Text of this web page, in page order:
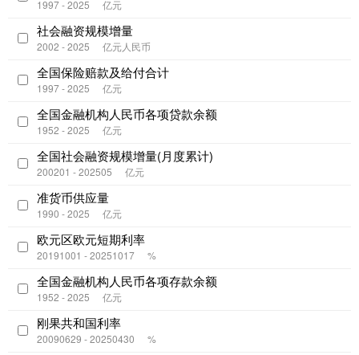
1997 - 2025 亿元
社会融资规模增量
2002 - 2025 亿元人民币
全国保险赔款及给付合计
1997 - 2025 亿元
全国金融机构人民币各项贷款余额
1952 - 2025 亿元
全国社会融资规模增量(月度累计)
200201 - 202505 亿元
准货币供应量
1990 - 2025 亿元
欧元区欧元短期利率
20191001 - 20251017 %
全国金融机构人民币各项存款余额
1952 - 2025 亿元
刚果共和国利率
20090629 - 20250430 %